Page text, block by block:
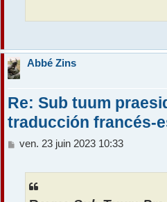
Abbé Zins
Re: Sub tuum
traducción francés-
M
ven. 23 juin 2023 10:33